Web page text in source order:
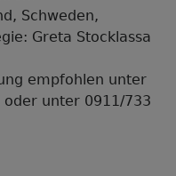
Schweden,
Greta Stocklassa
empfohlen unter
oder unter 0911/733